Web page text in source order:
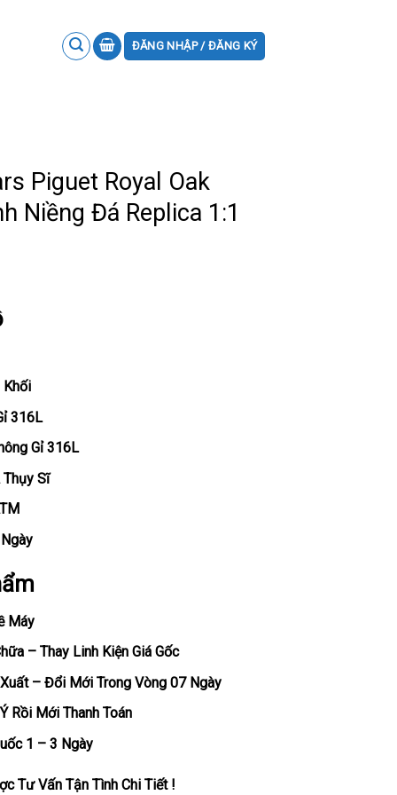
ĐĂNG NHẬP / ĐĂNG KÝ
Piguet Royal Oak
Niềng Đá Replica 1:1
Khối
316L
Gỉ 316L
Sĩ
Máy
– Thay Linh Kiện Giá Gốc
– Đổi Mới Trong Vòng 07 Ngày
Rồi Mới Thanh Toán
1 – 3 Ngày
Tư Vấn Tận Tình Chi Tiết !